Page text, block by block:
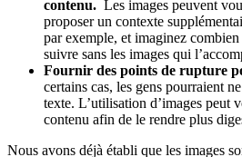
contenu. Les images peuvent
proposer un contexte
par exemple, et imaginez
suivre sans les images qui
Fournir des points de rupture
certains cas, les gens pourraient
texte. L’utilisation d’images peut
contenu afin de le rendre plus
Nous avons déjà établi que les images